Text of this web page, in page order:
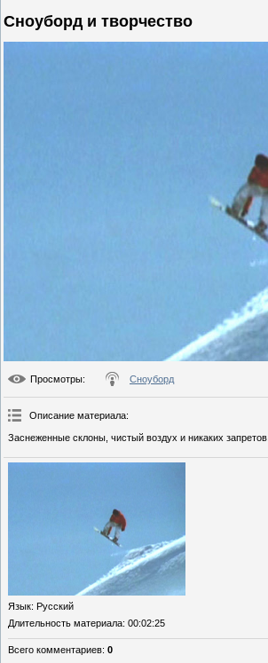
Сноуборд и творчество
Просмотры: Сноуборд
Описание материала:
Заснеженные склоны, чистый воздух и никаких запретов.
Язык: Русский
Длительность материала: 00:02:25
Всего комментариев: 0